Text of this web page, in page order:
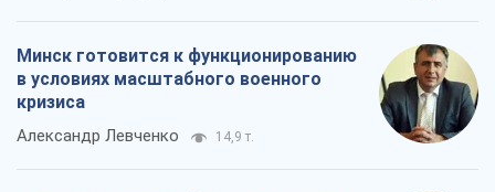
Минск готовится к функционированию
в условиях масштабного военного
кризиса
Александр Левченко 14,9 т.